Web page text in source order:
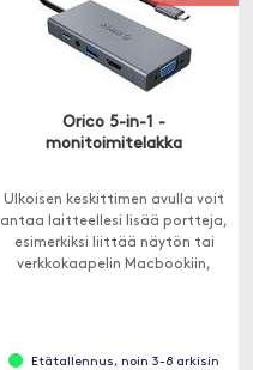
Orico 5-in-1 -
monitoimitelakka
Ulkoisen keskittimen avulla voit
antaa laitteellesi lisää portteja,
esimerkiksi liittää näytön tai
verkkokaapelin Macbookiin,
MacOS: n, iPad OS: n, Windowsin
Etätallennus, noin 3-8 arkisin